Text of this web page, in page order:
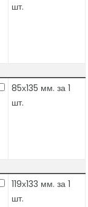
шт.
85х135 мм. за 1
шт.
119х133 мм. за 1
шт.